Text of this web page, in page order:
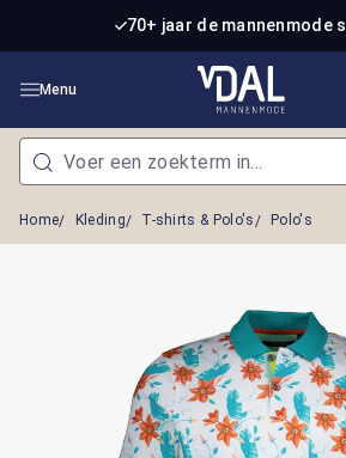
Ga naar de hoofdinhoud70+ jaar de mannenmode
Menu
Home Kleding T-shirts & Polo's Polo's